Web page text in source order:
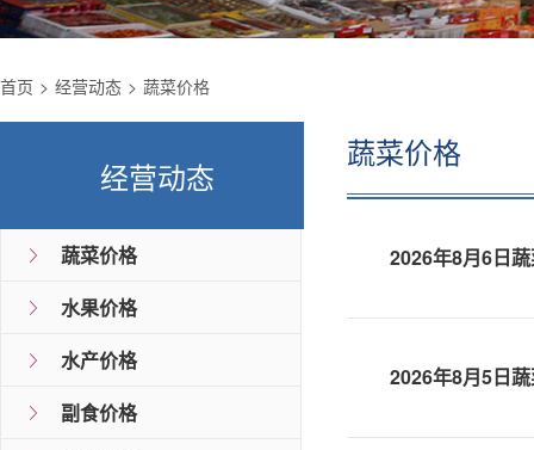
首页 经营动态 蔬菜价格
经营动态
蔬菜价格
水果价格
水产价格
副食价格
蔬菜价格
2026年8月6日
2026年8月5日